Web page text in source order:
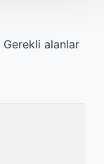
Gerekli alanlar